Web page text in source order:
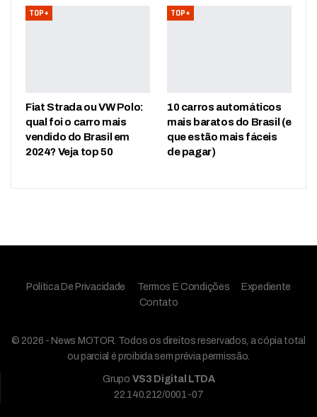
TOP+
Fiat Strada ou VW Polo:
qual foi o carro mais
vendido do Brasil em
2024? Veja top 50
TOP+
10 carros automáticos
mais baratos do Brasil (e
que estão mais fáceis
de pagar)
Política De Privacidade Termos E Condições
Expediente
Contato
© 2026 - News MOTOR. Todos os direitos reservados, a cópia total
ou parcial é proibida sem prévia permissão.
Grupo VS3 Digital LTDA
22.140.212/0001-07